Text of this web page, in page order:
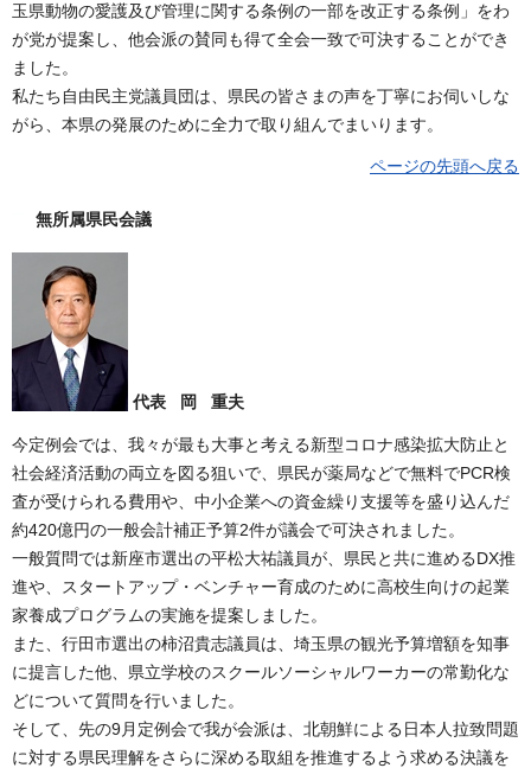
玉県動物の愛護及び管理に関する条例の一部を改正する条例」をわ
が党が提案し、他会派の賛同も得て全会一致で可決することができ
ました。
私たち自由民主党議員団は、県民の皆さまの声を丁寧にお伺いしな
がら、本県の発展のために全力で取り組んでまいります。
ページの先頭へ戻る
無所属県民会議
代表 岡 重夫
今定例会では、我々が最も大事と考える新型コロナ感染拡大防止と
社会経済活動の両立を図る狙いで、県民が薬局などで無料でPCR検
査が受けられる費用や、中小企業への資金繰り支援等を盛り込んだ
約420億円の一般会計補正予算2件が議会で可決されました。
一般質問では新座市選出の平松大祐議員が、県民と共に進めるDX推
進や、スタートアップ・ベンチャー育成のために高校生向けの起業
家養成プログラムの実施を提案しました。
また、行田市選出の柿沼貴志議員は、埼玉県の観光予算増額を知事
に提言した他、県立学校のスクールソーシャルワーカーの常勤化な
どについて質問を行いました。
そして、先の9月定例会で我が会派は、北朝鮮による日本人拉致問題
に対する県民理解をさらに深める取組を推進するよう求める決議を